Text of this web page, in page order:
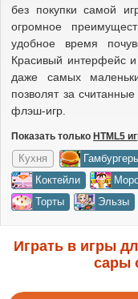
без покупки самой
огромное
удобное время
Красивый интерфейс и
даже самых
позволят за
флэш-игр.
Показать только HTML5
Кухня
Коктейли
Торты
Эльзы
Играть в игры
сары